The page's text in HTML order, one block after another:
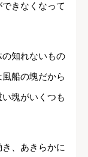
きなくなって
知れないもの
船の塊だから
塊がいくつも
、あきらかに